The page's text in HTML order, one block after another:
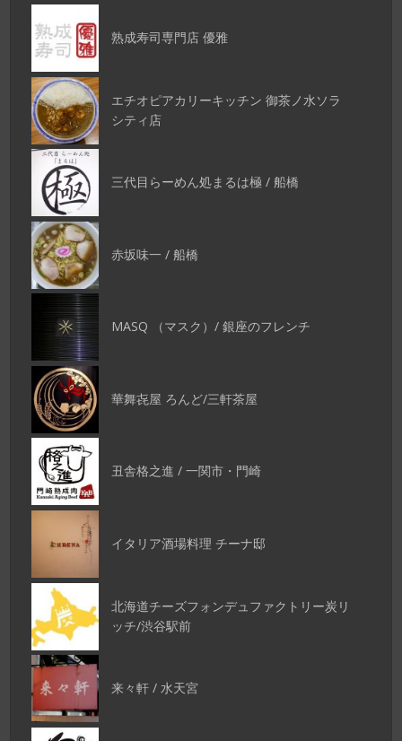
熟成寿司専門店 優雅
エチオピアカリーキッチン 御茶ノ水ソラ
シティ店
三代目らーめん処まるは極 / 船橋
赤坂味一 / 船橋
MASQ （マスク）/ 銀座のフレンチ
華舞㐂屋 ろんど/三軒茶屋
丑舎格之進 / 一関市・門崎
イタリア酒場料理 チーナ邸
北海道チーズフォンデュファクトリー炭リ
ッチ/渋谷駅前
来々軒 / 水天宮